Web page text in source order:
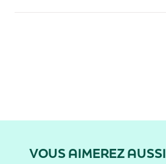
VOUS AIMEREZ AUSSI